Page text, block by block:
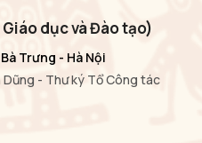
dục và Đào tạo)
Trưng - Hà Nội
Dũng - Thư ký Tổ Công tác